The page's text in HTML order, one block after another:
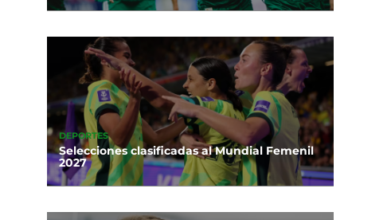
DEPORTES
Selecciones clasificadas al Mundial Femenil
2027